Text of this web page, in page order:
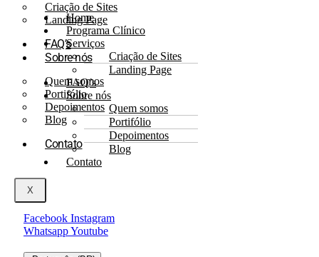
Criação de Sites
Landing Page
FAQ’s
Sobre nós
Quem somos
Portifólio
Depoimentos
Blog
Contato
X
Home
Programa Clínico
Serviços
Criação de Sites
Landing Page
FAQ’s
Sobre nós
Quem somos
Portifólio
Depoimentos
Blog
Contato
Facebook Instagram
WhatsappYoutube